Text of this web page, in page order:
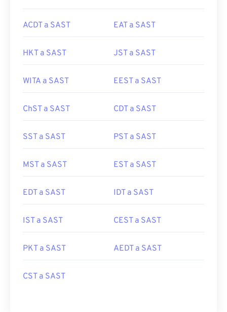
ACDT a SAST EAT a SAST
HKT a SAST JST a SAST
WITA a SAST EEST a SAST
ChST a SAST CDT a SAST
SST a SAST PST a SAST
MST a SAST EST a SAST
EDT a SAST IDT a SAST
IST a SAST CEST a SAST
PKT a SAST AEDT a SAST
CST a SAST